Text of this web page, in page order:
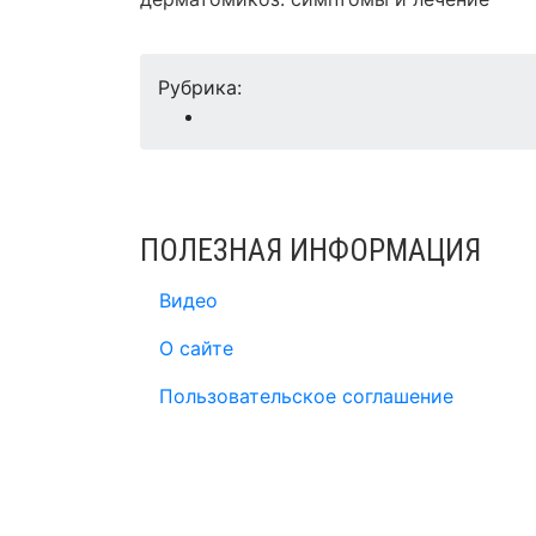
Рубрика:
ПОЛЕЗНАЯ ИНФОРМАЦИЯ
Видео
О сайте
Пользовательское соглашение